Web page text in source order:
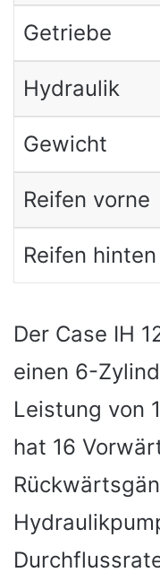
Getriebe
Hydraulik
Gewicht
Reifen vorne
Reifen hinten
Der Case IH
einen 6-
Leistung von
hat 16